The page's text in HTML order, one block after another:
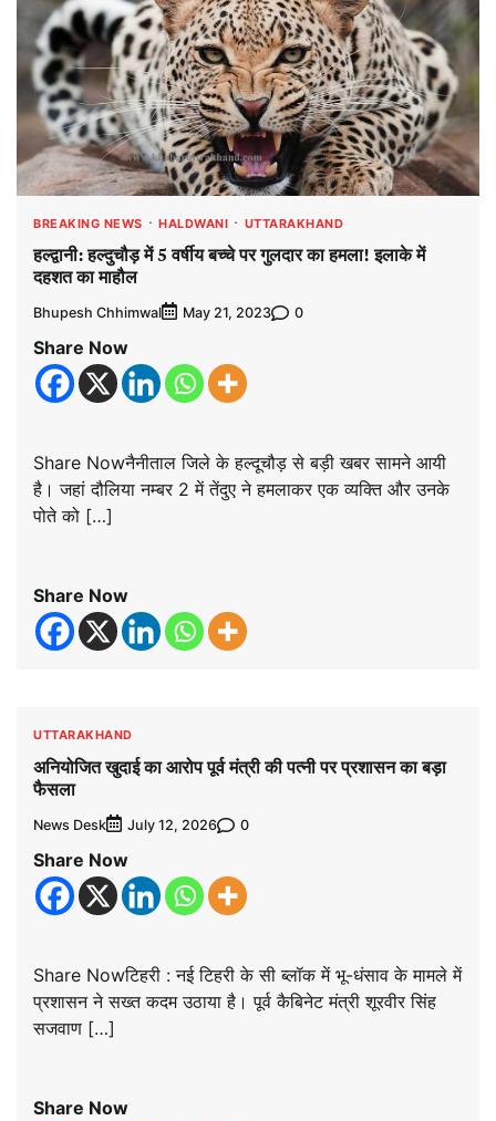
BREAKING NEWS HALDWANI UTTARAKHAND
हल्द्वानी: हल्दुचौड़ में 5 वर्षीय बच्चे पर गुलदार का हमला! इलाके में
दहशत का माहौल
Bhupesh Chhimwal May 21, 2023 0
Share Now
Share Nowनैनीताल जिले के हल्दूचौड़ से बड़ी खबर सामने आयी
है। जहां दौलिया नम्बर 2 में तेंदुए ने हमलाकर एक व्यक्ति और उनके
पोते को […]
Share Now
UTTARAKHAND
अनियोजित खुदाई का आरोप पूर्व मंत्री की पत्नी पर प्रशासन का बड़ा
फैसला
News Desk July 12, 2026 0
Share Now
Share Nowटिहरी : नई टिहरी के सी ब्लॉक में भू-धंसाव के मामले में
प्रशासन ने सख्त कदम उठाया है। पूर्व कैबिनेट मंत्री शूरवीर सिंह
सजवाण […]
Share Now